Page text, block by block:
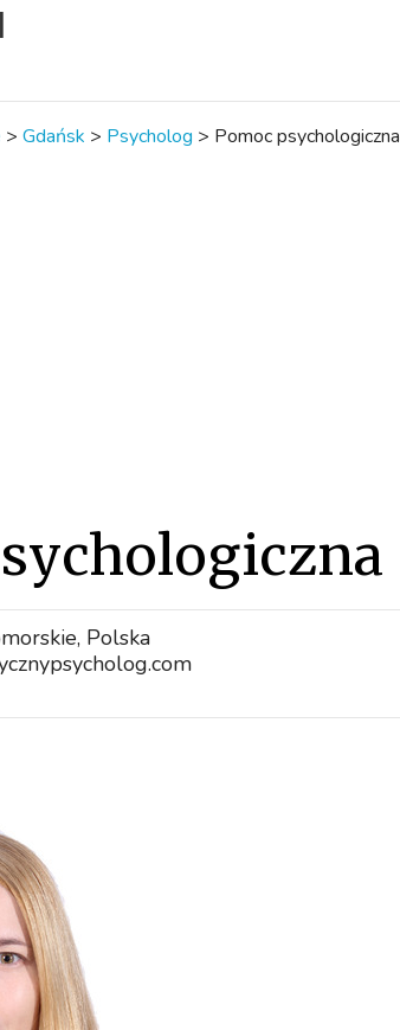
> Gdańsk > Psycholog > Pomoc psychologiczna
Polska